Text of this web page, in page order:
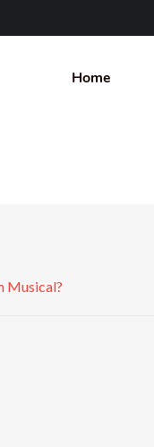
Home
Musical?